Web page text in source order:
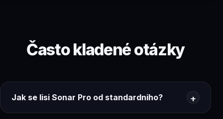
Často kladené otázky
Jak se lisi Sonar Pro od standardniho?